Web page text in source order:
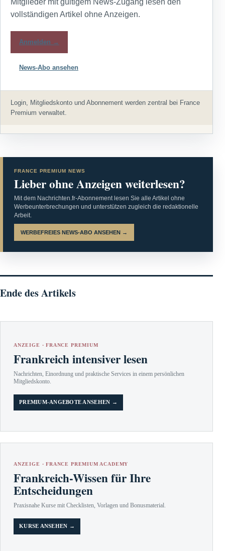
vollständigen Artikel ohne Anzeigen.
Anmelden →
News-Abo ansehen
Login, Mitgliedskonto und Abonnement werden zentral bei France
Premium verwaltet.
FRANCE PREMIUM NEWS
Lieber ohne Anzeigen weiterlesen?
Mit dem Nachrichten.fr-Abonnement lesen Sie alle Artikel ohne
Werbeunterbrechungen und unterstützen zugleich die redaktionelle
Arbeit.
WERBEFREIES NEWS-ABO ANSEHEN →
Ende des Artikels
ANZEIGE · FRANCE PREMIUM
Frankreich intensiver lesen
Nachrichten, Einordnung und praktische Services in einem persönlichen
Mitgliedskonto.
PREMIUM-ANGEBOTE ANSEHEN →
ANZEIGE · FRANCE PREMIUM ACADEMY
Frankreich-Wissen für Ihre
Entscheidungen
Praxisnahe Kurse mit Checklisten, Vorlagen und Bonusmaterial.
KURSE ANSEHEN →